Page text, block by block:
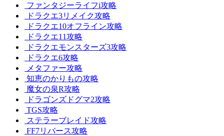
ファンタジーライフi攻略
ドラクエ3リメイク攻略
ドラクエ10オフライン攻略
ドラクエ11攻略
ドラクエモンスターズ3攻略
ドラクエ6攻略
メタファー攻略
知恵のかりもの攻略
魔女の泉R攻略
ドラゴンズドグマ2攻略
TGS攻略
ステラーブレイド攻略
FF7リバース攻略